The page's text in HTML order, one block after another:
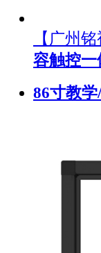
【广州
容触控一
86寸教